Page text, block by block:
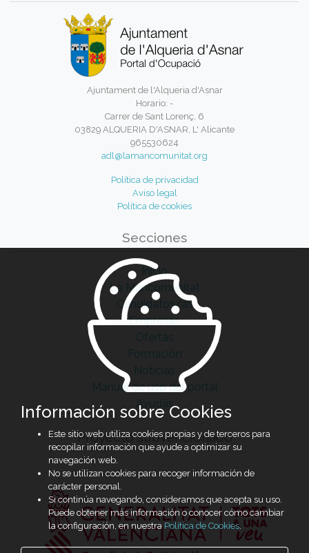
Ajuntament de l'Alqueria d'Asnar
Horario: -
Carrer de Sant Lorenç, 6
03829 ALQUERIA D'ASNAR, L' Alicante
965530624
adl@lamancomunitat.org
Política de privacidad
Aviso legal
Política de cookies
Secciones
Inicio
La Mancomunitat
Candidatos/as
Empresas
Ofertas
Formación
Noticias
Manual de uso del portal
Ayudas
Proyecto subvencionado
Información sobre Cookies
Este sitio web utiliza cookies propias y de terceros para
recopilar información que ayude a optimizar su
navegación web.
No se utilizan cookies para recoger información de
carácter personal.
Si continúa navegando, consideramos que acepta su uso.
Puede obtener más información o conocer cómo cambiar
la configuración, en nuestra Política de Cookies.